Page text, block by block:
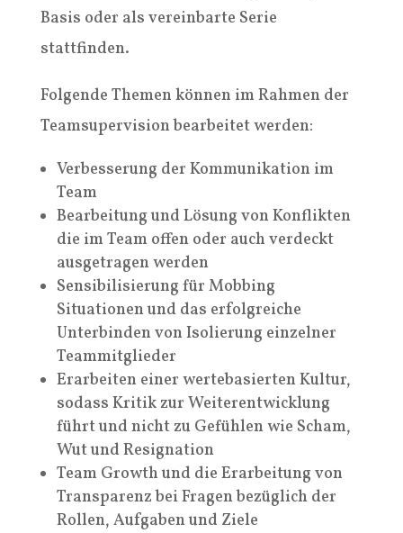
Basis oder als vereinbarte Serie
stattfinden.
Folgende Themen können im Rahmen der
Teamsupervision bearbeitet werden:
Verbesserung der Kommunikation im
Team
Bearbeitung und Lösung von Konflikten
die im Team offen oder auch verdeckt
ausgetragen werden
Sensibilisierung für Mobbing
Situationen und das erfolgreiche
Unterbinden von Isolierung einzelner
Teammitglieder
Erarbeiten einer wertebasierten Kultur,
sodass Kritik zur Weiterentwicklung
führt und nicht zu Gefühlen wie Scham,
Wut und Resignation
Team Growth und die Erarbeitung von
Transparenz bei Fragen bezüglich der
Rollen, Aufgaben und Ziele